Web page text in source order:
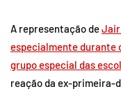
A representação deJair
especialmente durante
grupo especial das
reação da ex-primeira-